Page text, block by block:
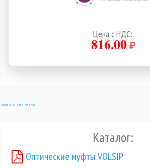
Цена с НДС:
816.00₽
Joomla SEF URLs by Artio
Каталог:
Оптические муфты VOLSIP